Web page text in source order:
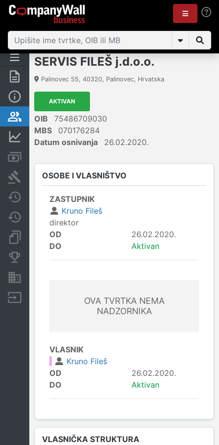
Sažetak
Osobe i vlasništvo
Sudske objave
Javne nabavke
Promjene
Dokumenti i objave
SERVIS FILEŠ j.d.o.o.
Palinovec 55, 40320, Palinovec, Hrvatska
AKTIVAN
OIB
75486709030
MBS
070176284
Datum osnivanja
26.02.2020.
OSOBE I VLASNIŠTVO
ZASTUPNIK
Kruno Fileš
direktor
OD
26.02.2020.
DO
Aktivan
OVA TVRTKA NEMA
NADZORNIKA
VLASNIK
Kruno Fileš
OD
26.02.2020.
DO
Aktivan
VLASNIČKA STRUKTURA